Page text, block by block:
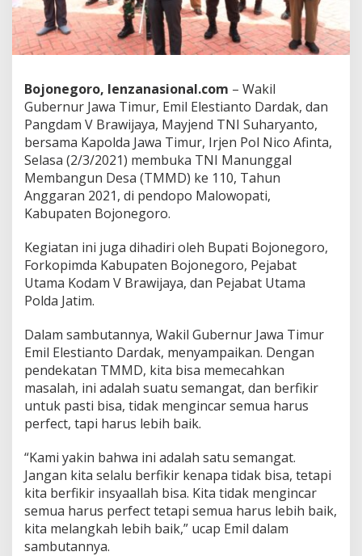
M
M
D
k
1
1
0
D
i
B
o
o
e
g
o
r
Bojonegoro, lenzanasional.com – Wakil
Gubernur Jawa Timur, Emil Elestianto Dardak, dan
Pangdam V Brawijaya, Mayjend TNI Suharyanto,
bersama Kapolda Jawa Timur, Irjen Pol Nico Afinta,
Selasa (2/3/2021) membuka TNI Manunggal
Membangun Desa (TMMD) ke 110, Tahun
Anggaran 2021, di pendopo Malowopati,
Kabupaten Bojonegoro.
Kegiatan ini juga dihadiri oleh Bupati Bojonegoro,
Forkopimda Kabupaten Bojonegoro, Pejabat
Utama Kodam V Brawijaya, dan Pejabat Utama
Polda Jatim.
Dalam sambutannya, Wakil Gubernur Jawa Timur
Emil Elestianto Dardak, menyampaikan. Dengan
pendekatan TMMD, kita bisa memecahkan
masalah, ini adalah suatu semangat, dan berfikir
untuk pasti bisa, tidak mengincar semua harus
perfect, tapi harus lebih baik.
“Kami yakin bahwa ini adalah satu semangat.
Jangan kita selalu berfikir kenapa tidak bisa, tetapi
kita berfikir insyaallah bisa. Kita tidak mengincar
semua harus perfect tetapi semua harus lebih baik,
kita melangkah lebih baik,” ucap Emil dalam
sambutannya.